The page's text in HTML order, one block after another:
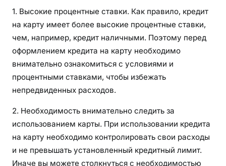
1. Высокие процентные ставки. Как правило, кредит
на карту имеет более высокие процентные ставки,
чем, например, кредит наличными. Поэтому перед
оформлением кредита на карту необходимо
внимательно ознакомиться с условиями и
процентными ставками, чтобы избежать
непредвиденных расходов.
2. Необходимость внимательно следить за
использованием карты. При использовании кредита
на карту необходимо контролировать свои расходы
и не превышать установленный кредитный лимит.
Иначе вы можете столкнуться с необходимостью